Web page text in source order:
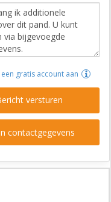
gratis account aan
versturen
contactgegevens